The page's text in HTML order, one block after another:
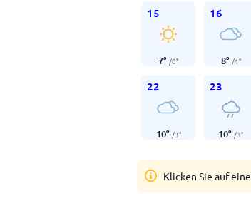
15
7° /0°
16
8° /1°
22
10° /3°
23
10° /3°
Klicken Sie auf